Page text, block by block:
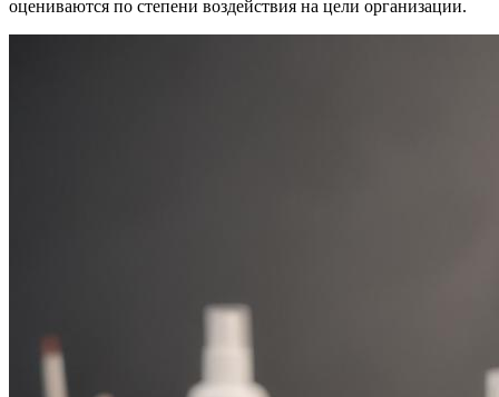
оцениваются по степени воздействия на цели организации.